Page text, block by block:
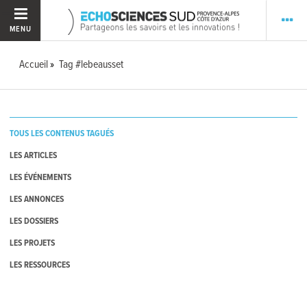
MENU
Accueil Tag #lebeausset
TOUS LES CONTENUS TAGUÉS
LES ARTICLES
LES ÉVÉNEMENTS
LES ANNONCES
LES DOSSIERS
LES PROJETS
LES RESSOURCES